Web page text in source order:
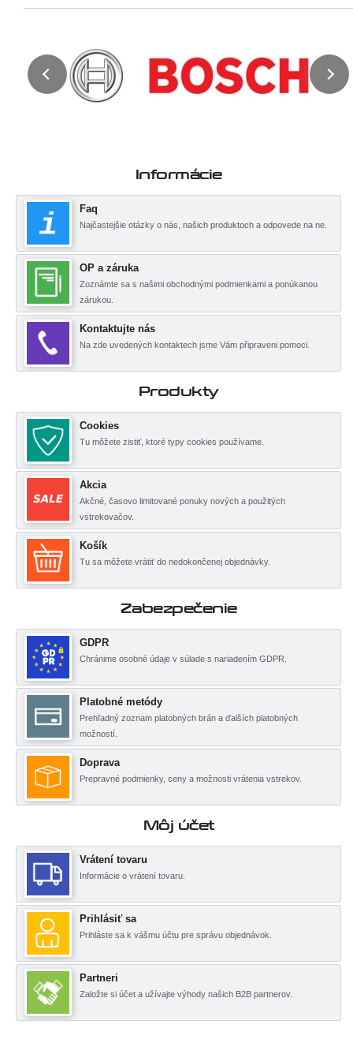
Informácie
Faq
Najčastejšie otázky o nás, našich produktoch a odpovede na ne.
OP a záruka
Zoznámte sa s našimi obchodnými podmienkami a ponúkanou
zárukou.
Kontaktujte nás
Na zde uvedených kontaktech jsme Vám připraveni pomoci.
Produkty
Cookies
Tu môžete zistiť, ktoré typy cookies používame.
Akcia
Akčné, časovo limitované ponuky nových a použitých
vstrekovačov.
Košík
Tu sa môžete vrátiť do nedokončenej objednávky.
Zabezpečenie
GDPR
Chránime osobné údaje v súlade s nariadením GDPR.
Platobné metódy
Prehľadný zoznam platobných brán a ďalších platobných
možností.
Doprava
Prepravné podmienky, ceny a možnosti vrátenia vstrekov.
Môj účet
Vrátení tovaru
Informácie o vrátení tovaru.
Prihlásiť sa
Prihláste sa k vášmu účtu pre správu objednávok.
Partneri
Založte si účet a užívajte výhody našich B2B partnerov.